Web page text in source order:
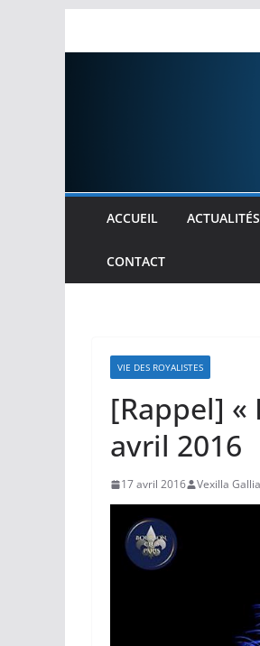
ACCUEIL ACTUALITÉS
CONTACT
VIE DES ROYALISTES
[Rappel] «
avril 2016
17 avril 2016 Vexilla